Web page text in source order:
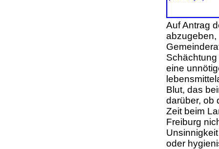
Auf Antrag
abzugeben,
eine
Blut, das
darüber, ob
Zeit beim
Freiburg
oder